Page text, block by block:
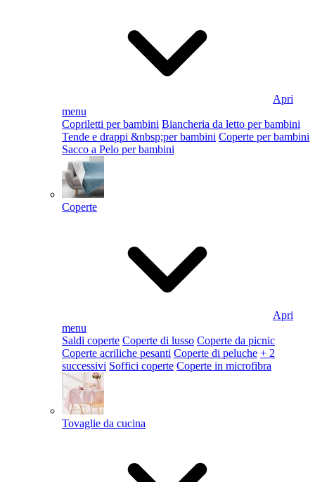
Apri
menu
Copriletti per bambini Biancheria da letto per bambini
Tende e drappi &nbsp;per bambini Coperte per bambini
Sacco a Pelo per bambini
Coperte
Apri
menu
Saldi coperte Coperte di lusso Coperte da picnic
Coperte acriliche pesanti Coperte di peluche + 2
successivi Soffici coperte Coperte in microfibra
Tovaglie da cucina